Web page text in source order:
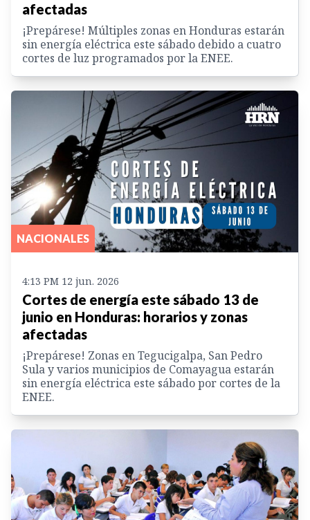
afectadas
¡Prepárese! Múltiples zonas en Honduras estarán
sin energía eléctrica este sábado debido a cuatro
cortes de luz programados por la ENEE.
NACIONALES
4:13 PM 12 jun. 2026
Cortes de energía este sábado 13 de
junio en Honduras: horarios y zonas
afectadas
¡Prepárese! Zonas en Tegucigalpa, San Pedro
Sula y varios municipios de Comayagua estarán
sin energía eléctrica este sábado por cortes de la
ENEE.